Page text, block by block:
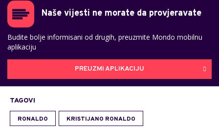
Naše vijesti ne morate da provjeravate
Budite bolje informisani od drugih, preuzmite Mondo mobilnu
aplikaciju
PREUZMI APLIKACIJU
TAGOVI
RONALDO KRISTIJANO RONALDO